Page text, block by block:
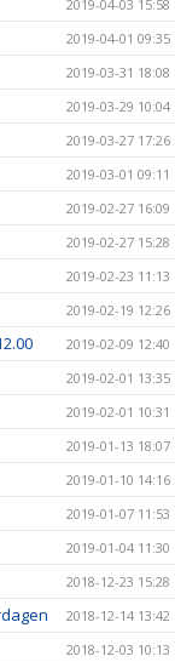
2019-04-03 15:58
2019-04-01 09:35
2019-03-31 18:08
2019-03-29 10:04
2019-03-27 17:26
2019-03-01 09:11
2019-02-27 16:09
2019-02-27 15:28
2019-02-23 11:13
2019-02-19 12:26
2019-02-09 12:40
2019-02-01 13:35
2019-02-01 10:31
2019-01-13 18:07
2019-01-10 14:16
2019-01-07 11:53
2019-01-04 11:30
2018-12-23 15:28
2018-12-14 13:42
2018-12-03 10:13